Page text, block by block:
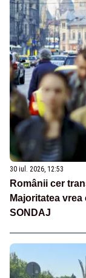
30 iul. 2026, 12:53
Românii cer
Majoritatea
SONDAJ